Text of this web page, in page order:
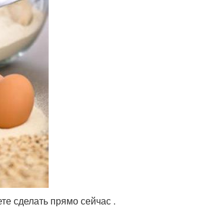
сделать прямо сейчас .